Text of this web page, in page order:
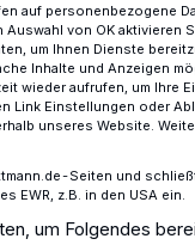
Dienstag
auf personenbezogene
Auswahl von OK aktivieren
um Ihnen Dienste
Inhalte und Anzeigen
wieder aufrufen, um Ihre
Link Einstellungen oder
unseres Website.
Seiten und
EWR, z.B. in den USA ein.
um Folgendes